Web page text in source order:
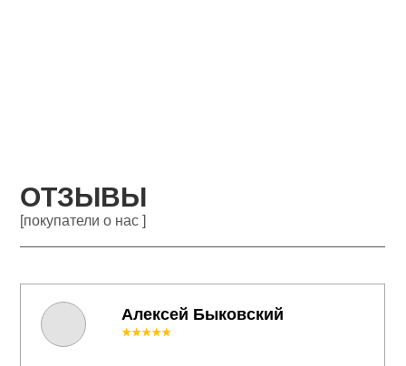
ОТЗЫВЫ
[покупатели о нас ]
Алексей Быковский
★★★★★